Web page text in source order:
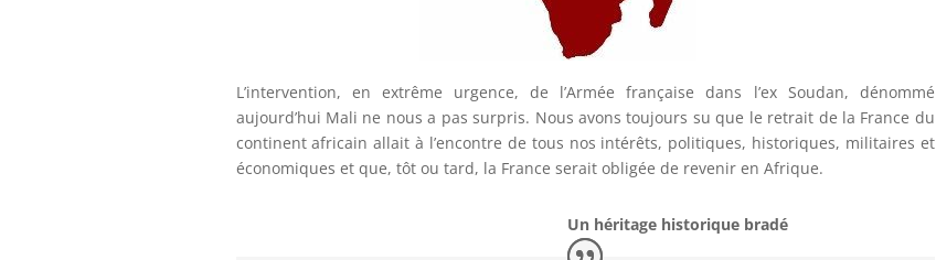
L’intervention, en extrême urgence, de l’Armée française dans l’ex Soudan, dénommé
aujourd’hui Mali ne nous a pas surpris. Nous avons toujours su que le retrait de la France du
continent africain allait à l’encontre de tous nos intérêts, politiques, historiques, militaires et
économiques et que, tôt ou tard, la France serait obligée de revenir en Afrique.
Un héritage historique bradé